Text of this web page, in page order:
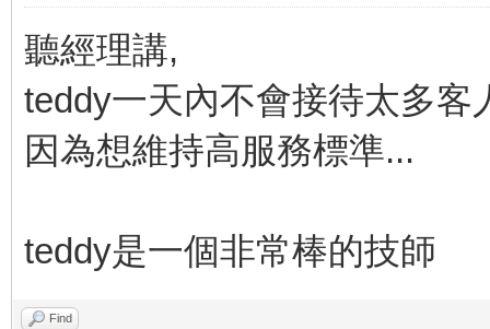
聽經理講,
teddy一天內不會接待太多客
因為想維持高服務標準...
teddy是一個非常棒的技師
Find